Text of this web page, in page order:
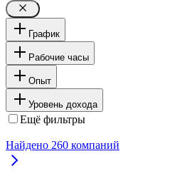
График
Рабочие часы
Опыт
Уровень дохода
Ещё фильтры
Найдено 260 компаний